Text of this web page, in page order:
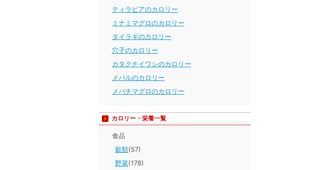
ティラピアのカロリー
ミナミマグロのカロリー
タイラギのカロリー
穴子のカロリー
カタクチイワシのカロリー
メバルのカロリー
メバチマグロのカロリー
カロリー・栄養一覧
食品
穀類(57)
野菜(178)